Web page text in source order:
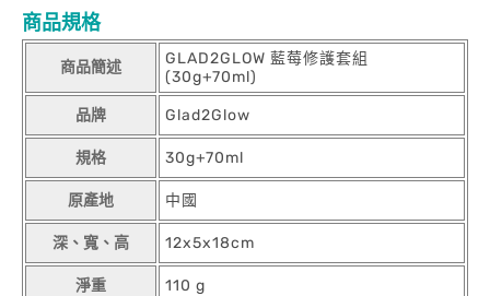
商品規格
商品簡述
GLAD2GLOW 藍莓修護套組
(30g+70ml)
品牌 Glad2Glow
規格 30g+70ml
原產地 中國
深、寬、高 12x5x18cm
淨重 110 g